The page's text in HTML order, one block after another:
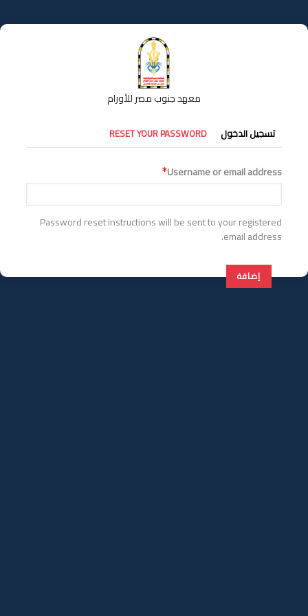
إلى
المحتوى
معهد جنوب مصر للأورام
التبويبات
الأساسية
تسجيل الدخول RESET YOUR PASSWORD
Username or email address
Password reset instructions will be sent to your registered
email address.